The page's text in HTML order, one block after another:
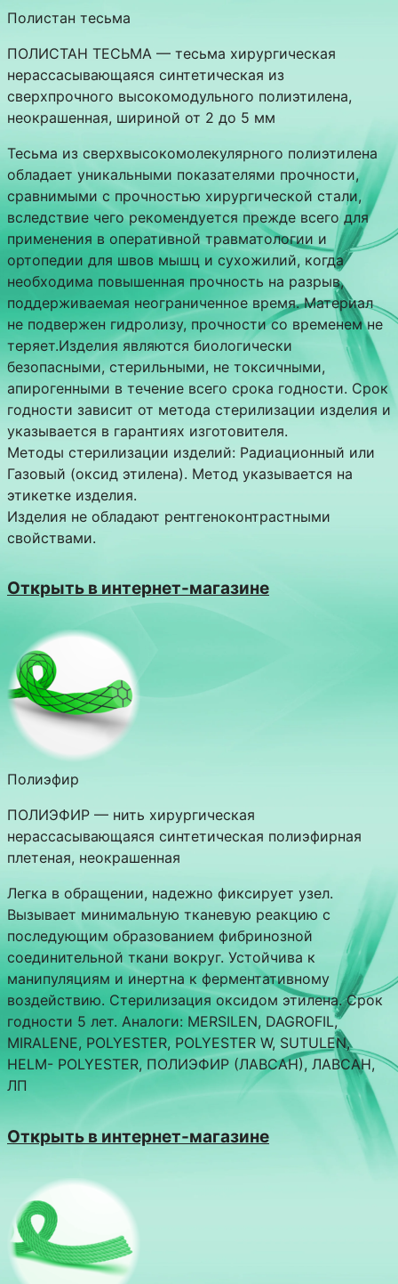
Полистан тесьма
ПОЛИСТАН ТЕСЬМА — тесьма хирургическая
нерассасывающаяся синтетическая из
сверхпрочного высокомодульного полиэтилена,
неокрашенная, шириной от 2 до 5 мм
Тесьма из сверхвысокомолекулярного полиэтилена
обладает уникальными показателями прочности,
сравнимыми с прочностью хирургической стали,
вследствие чего рекомендуется прежде всего для
применения в оперативной травматологии и
ортопедии для швов мышц и сухожилий, когда
необходима повышенная прочность на разрыв,
поддерживаемая неограниченное время. Материал
не подвержен гидролизу, прочности со временем не
теряет.Изделия являются биологически
безопасными, стерильными, не токсичными,
апирогенными в течение всего срока годности. Срок
годности зависит от метода стерилизации изделия и
указывается в гарантиях изготовителя.
Методы стерилизации изделий: Радиационный или
Газовый (оксид этилена). Метод указывается на
этикетке изделия.
Изделия не обладают рентгеноконтрастными
свойствами.
Открыть в интернет-магазине
Полиэфир
ПОЛИЭФИР — нить хирургическая
нерассасывающаяся синтетическая полиэфирная
плетеная, неокрашенная
Легка в обращении, надежно фиксирует узел.
Вызывает минимальную тканевую реакцию с
последующим образованием фибринозной
соединительной ткани вокруг. Устойчива к
манипуляциям и инертна к ферментативному
воздействию. Стерилизация оксидом этилена. Срок
годности 5 лет. Аналоги: MERSILEN, DAGROFIL,
MIRALENE, POLYESTER, POLYESTER W, SUTULEN,
HELM- POLYESTER, ПОЛИЭФИР (ЛАВСАН), ЛАВСАН,
ЛП
Открыть в интернет-магазине